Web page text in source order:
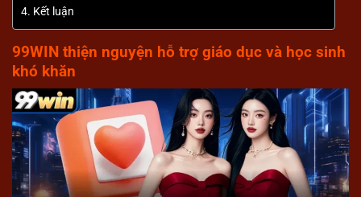
Kết luận
99WIN thiện nguyện hỗ trợ giáo dục và học sinh
khó khăn